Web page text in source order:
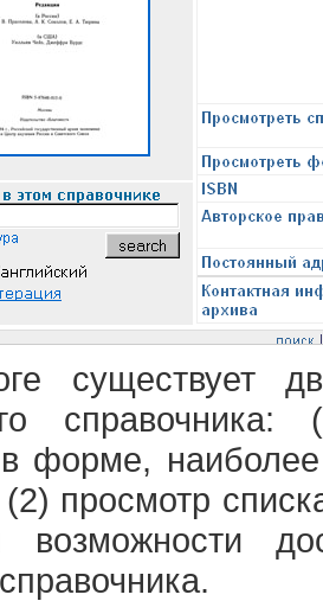
существует
форме,
просмотр